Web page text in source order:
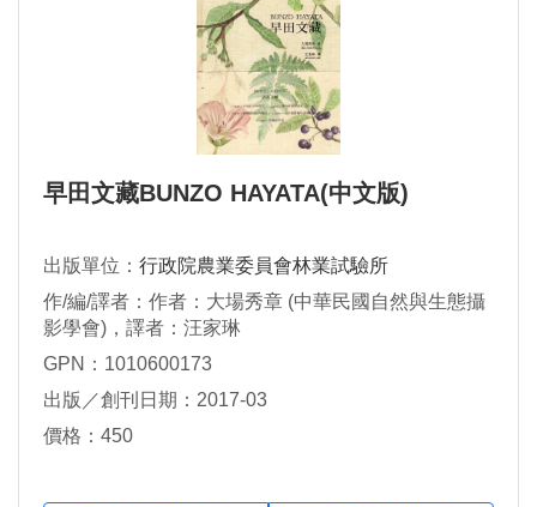
早田文藏BUNZO HAYATA(中文版)
出版單位： 行政院農業委員會林業試驗所
作/編/譯者：作者：大場秀章 (中華民國自然與生態攝
影學會)，譯者：汪家琳
GPN：1010600173
出版／創刊日期：2017-03
價格：450